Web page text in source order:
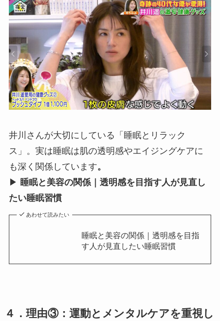
井川さんが大切にしている「睡眠とリラック
ス」。実は睡眠は肌の透明感やエイジングケアに
も深く関係しています。
▶ 睡眠と美容の関係｜透明感を目指す人が見直し
たい睡眠習慣
あわせて読みたい
睡眠と美容の関係｜透明感を目指
す人が見直したい睡眠習慣
４．理由③：運動とメンタルケアを重視し